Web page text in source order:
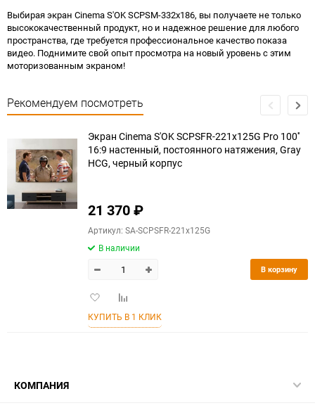
Выбирая экран Cinema S'OK SCPSM-332x186, вы получаете не только
высококачественный продукт, но и надежное решение для любого
пространства, где требуется профессиональное качество показа
видео. Поднимите свой опыт просмотра на новый уровень с этим
моторизованным экраном!
Рекомендуем посмотреть
Экран Cinema S'OK SCPSFR-221x125G Pro 100''
16:9 настенный, постоянного натяжения, Gray
HCG, черный корпус
21 370₽
Артикул: SA-SCPSFR-221x125G
В наличии
Добавить
избранное
Добавить
сравнению
В корзину
КУПИТЬ В 1 КЛИК
КОМПАНИЯ